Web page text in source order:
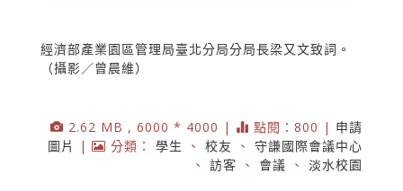
經濟部產業園區管理局臺北分局分局長梁又文致詞。
（攝影／曾晨維）
2.62 MB , 6000 * 4000 | 點閱：800 | 申請
圖片
| 分類： 學生 、 校友 、 守謙國際會議中心
、 訪客 、 會議 、 淡水校園